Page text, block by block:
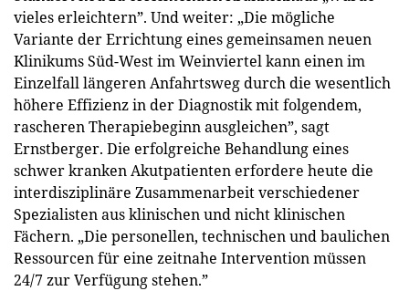
vieles erleichtern”. Und weiter: „Die mögliche
Variante der Errichtung eines gemeinsamen neuen
Klinikums Süd-West im Weinviertel kann einen im
Einzelfall längeren Anfahrtsweg durch die wesentlich
höhere Effizienz in der Diagnostik mit folgendem,
rascheren Therapiebeginn ausgleichen”, sagt
Ernstberger. Die erfolgreiche Behandlung eines
schwer kranken Akutpatienten erfordere heute die
interdisziplinäre Zusammenarbeit verschiedener
Spezialisten aus klinischen und nicht klinischen
Fächern. „Die personellen, technischen und baulichen
Ressourcen für eine zeitnahe Intervention müssen
24/7 zur Verfügung stehen.”